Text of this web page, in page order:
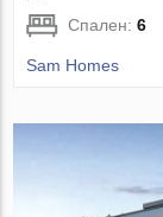
Спален:6
Sam Homes